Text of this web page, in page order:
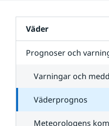
Väder
Prognoser och
Varningar och
Väderprognos
Meteorologens